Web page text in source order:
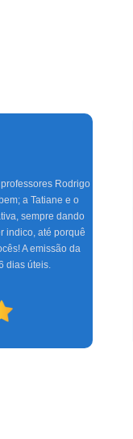
que tive,
de excelente
e sucesso do CFC
que os novos
que eu.